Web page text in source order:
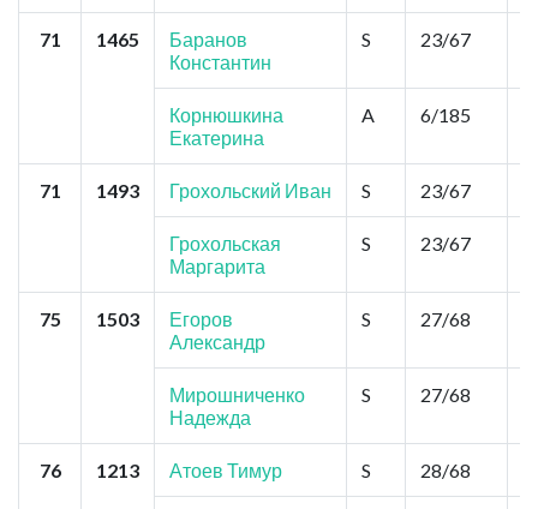
71 1465
Баранов
Константин
S 23/67
Корнюшкина
Екатерина
A 6/185
71 1493 Грохольский Иван S 23/67
Грохольская
Маргарита
S 23/67
75 1503
Егоров
Александр
S 27/68
Мирошниченко
Надежда
S 27/68
76 1213 Атоев Тимур S 28/68